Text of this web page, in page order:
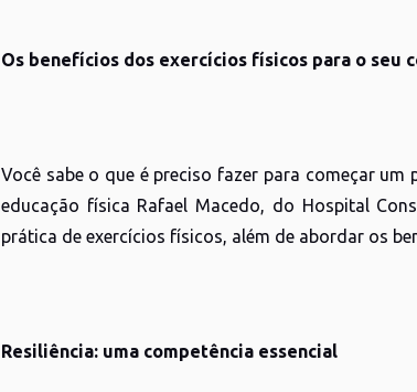
Os benefícios dos exercícios físicos para o seu
Você sabe o que é preciso fazer para começar
educação física Rafael Macedo, do Hospital
prática de exercícios físicos, além de abordar os
Resiliência: uma competência essencial